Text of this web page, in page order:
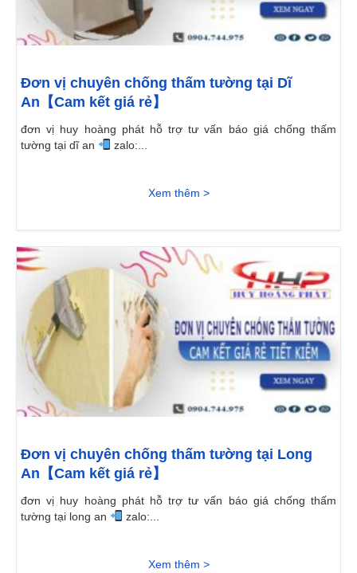
Đơn vị chuyên chống thấm tường tại Dĩ
An【Cam kết giá rẻ】
đơn vị huy hoàng phát hỗ trợ tư vấn báo giá chống thấm
tường tại dĩ an
zalo:...
Xem thêm >
Đơn vị chuyên chống thấm tường tại Long
An【Cam kết giá rẻ】
đơn vị huy hoàng phát hỗ trợ tư vấn báo giá chống thấm
tường tại long an
zalo:...
Xem thêm >